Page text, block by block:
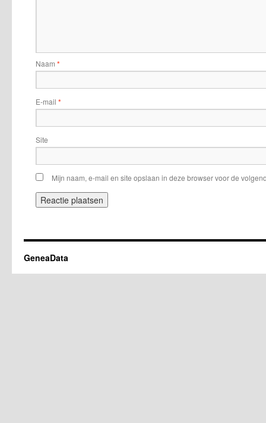
Naam *
E-mail *
Site
Mijn naam, e-mail en site opslaan in deze browser voor de
GeneaData